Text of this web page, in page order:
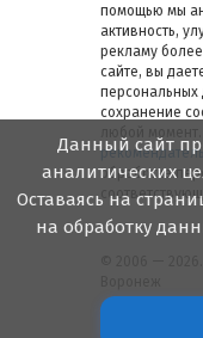
помощью мы
активность,
рекламу
сайте, вы
персональных
сохранение
обработке
© 2006 —
Данный сайт
аналитических
Оставаясь на
на обработку